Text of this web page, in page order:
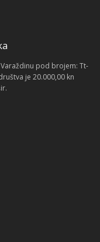
pod brojem: Tt-
je 20.000,00 kn